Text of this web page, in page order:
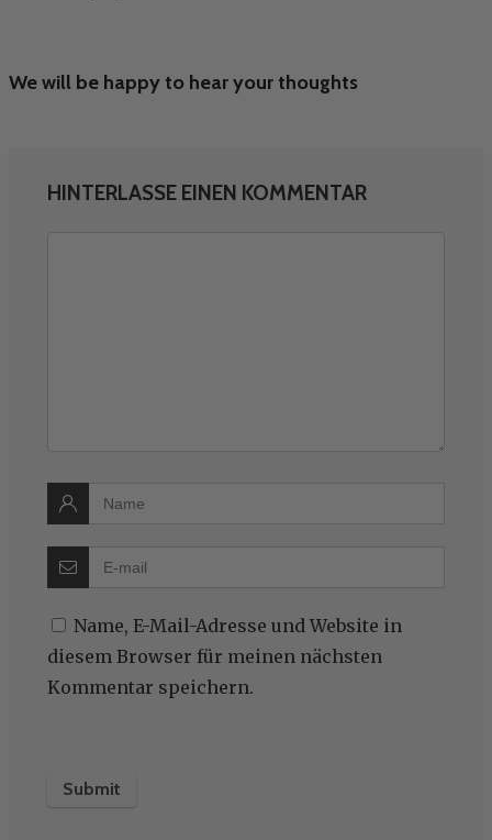
We will be happy to hear your thoughts
HINTERLASSE EINEN KOMMENTAR
Name, E-Mail-Adresse und Website in
diesem Browser für meinen nächsten
Kommentar speichern.